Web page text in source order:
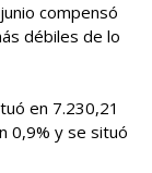
compensó
débiles de lo
en 7.230,21
0,9% y se situó